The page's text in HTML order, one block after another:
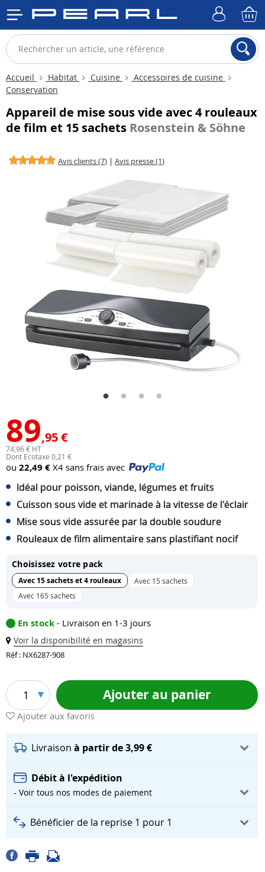
Accueil Habitat Cuisine
Accessoires de cuisine
Conservation
Appareil de mise sous vide avec 4 rouleaux
de film et 15 sachets Rosenstein & Söhne
Avis clients (7) |Avis presse (1)
89,95 €
74,96 € HT
Dont Ecotaxe 0,21 €
ou 22,49 € X4 sans frais avec
Idéal pour poisson, viande, légumes et fruits
Cuisson sous vide et marinade à la vitesse de l'éclair
Mise sous vide assurée par la double soudure
Rouleaux de film alimentaire sans plastifiant nocif
Choisissez votre pack
Avec 15 sachets et 4 rouleaux
Avec 15 sachets
Avec 165 sachets
En stock - Livraison en 1-3 jours
Voir la disponibilité en magasins
Réf : NX6287-908
1 Ajouter au panier
Ajouter aux favoris
Livraison à partir de 3,99 €
Débit à l'expédition
- Voir tous nos modes de paiement
Bénéficier de la reprise 1 pour 1